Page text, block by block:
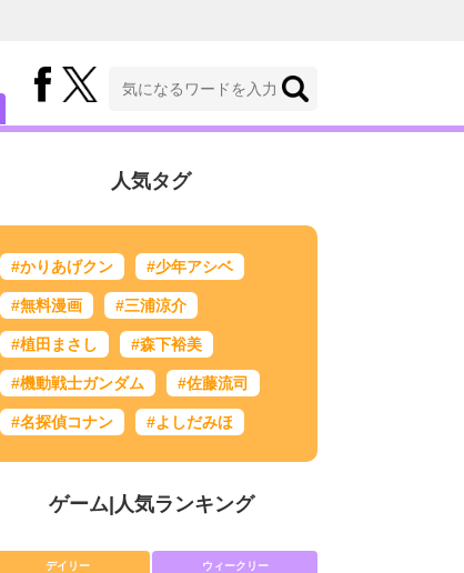
人気タグ
#かりあげクン #少年アシベ
#無料漫画 #三浦涼介
#植田まさし #森下裕美
#機動戦士ガンダム #佐藤流司
#名探偵コナン #よしだみほ
ゲーム| 人気ランキング
デイリー ウィークリー